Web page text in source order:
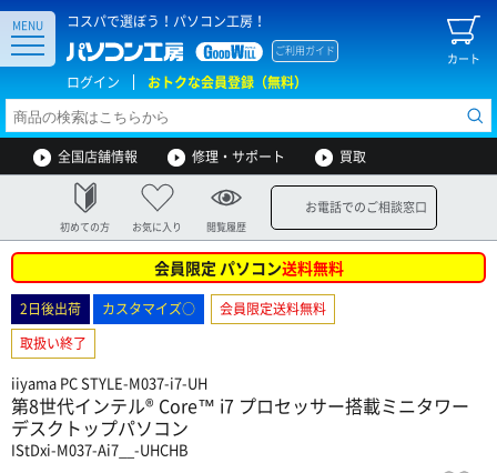
コスパで選ぼう！パソコン工房！
カート
ご利用ガイド
ログイン おトクな会員登録（無料）
MENU
全国店舗情報 修理・サポート 買取
初めての方 お気に入り 閲覧履歴
お電話でのご相談窓口
会員限定 パソコン送料無料
2日後出荷 カスタマイズ○
会員限定送料無料
取扱い終了
iiyama PC STYLE-M037-i7-UH
第8世代インテル® Core™ i7 プロセッサー搭載ミニタワー
デスクトップパソコン
IStDxi-M037-Ai7__-UHCHB